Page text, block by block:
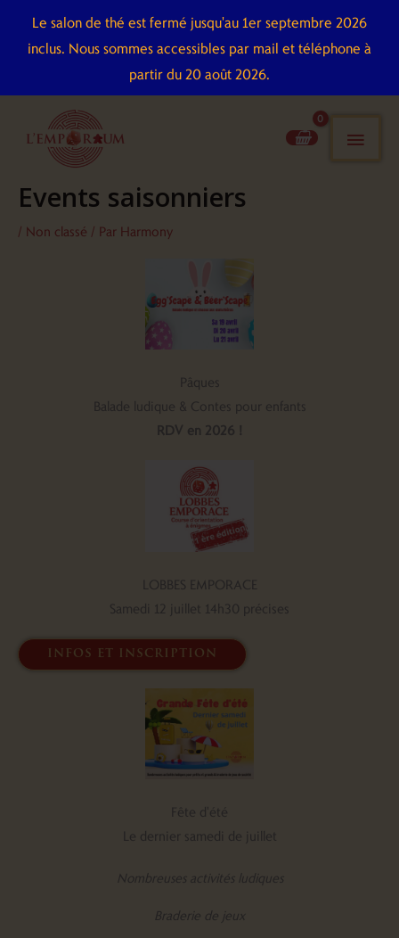
Le salon de thé est fermé jusqu'au 1er septembre 2026
inclus. Nous sommes accessibles par mail et téléphone à
partir du 20 août 2026.
contenu
Events saisonniers
/ Non classé / Par Harmony
Pâques
Balade ludique & Contes pour enfants
RDV en 2026 !
LOBBES EMPORACE
Samedi 12 juillet 14h30 précises
infos et inscription
Fête d'été
Le dernier samedi de juillet
Nombreuses activités ludiques
Braderie de jeux